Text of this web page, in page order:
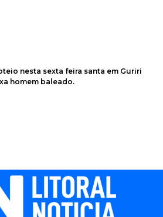
nesta sexta feira santa em Guriri
homem baleado.